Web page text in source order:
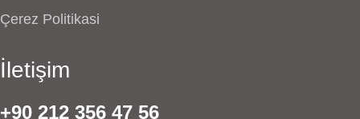
Çerez Politikasi
İletişim
+90 212 356 47 56